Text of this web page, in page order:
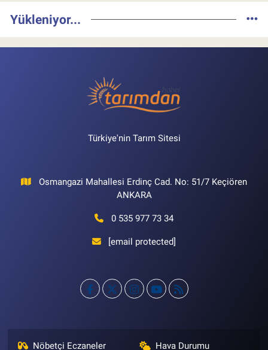
Yükleniyor...
Türkiye'nin Tarım Sitesi
Osmangazi Mahallesi Erdinç Cad. No: 51/7 Keçiören
ANKARA
0 535 977 73 34
[email protected]
Nöbetçi Eczaneler Hava Durumu